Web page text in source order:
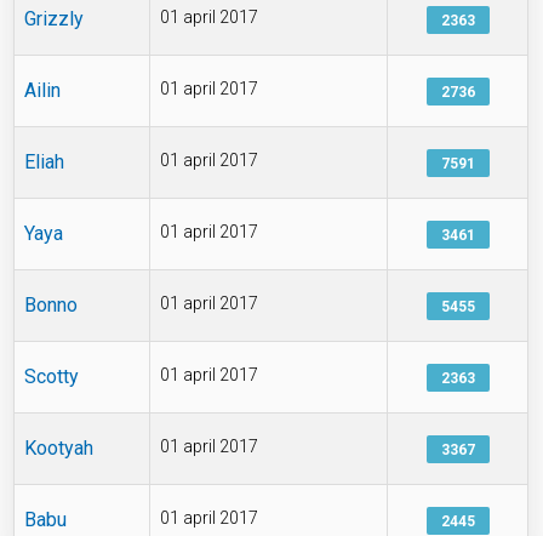
Grizzly 01 april 2017 2363
Ailin 01 april 2017 2736
Eliah 01 april 2017 7591
Yaya 01 april 2017 3461
Bonno 01 april 2017 5455
Scotty 01 april 2017 2363
Kootyah 01 april 2017 3367
Babu 01 april 2017 2445